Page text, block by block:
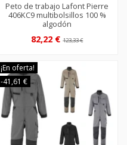
Peto de trabajo Lafont Pierre
406KC9 multibolsillos 100 %
algodón
82,22 €123,33 €
¡En oferta!
-41,61 €